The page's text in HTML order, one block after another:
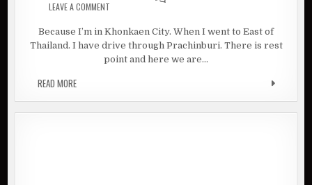
LEAVE A COMMENT
Because I’m in Khonkaen City. When I went to East of
Thailand. I have drive through Prachinburi. There is rest
point and here we are…
READ MORELET GO FINDING THE VERONA @ TABLAN | PRACHINBURI